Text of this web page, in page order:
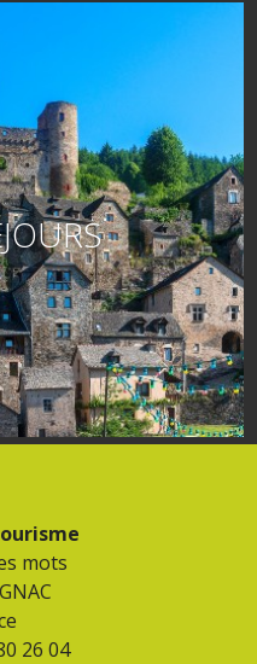
mots
26 04